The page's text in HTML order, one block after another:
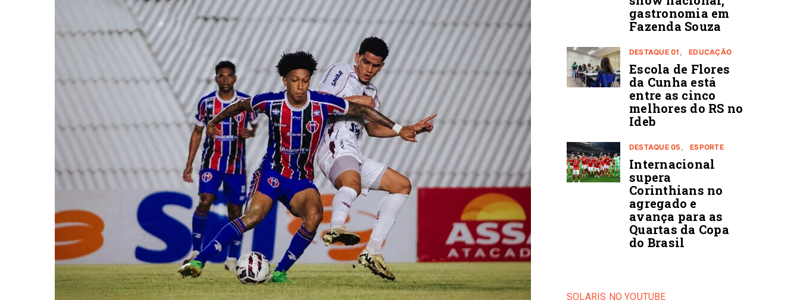
gastronomia em
Fazenda Souza
DESTAQUE 01 EDUCAÇÃO
Escola de Flores
da Cunha está
entre as cinco
melhores do RS no
Ideb
DESTAQUE 05 ESPORTE
Internacional
supera
Corinthians no
agregado e
avança para as
Quartas da Copa
do Brasil
SOLARIS NO YOUTUBE